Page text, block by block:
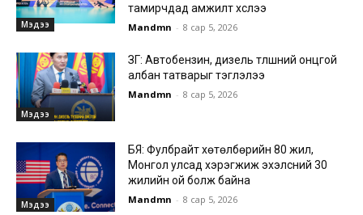
Мэдээ
тамирчдад амжилт хүслээ
Mandmn - 8 сар 5, 2026
Мэдээ
ЗГ: Автобензин, дизель түлшний онцгой
албан татварыг тэглэлээ
Mandmn - 8 сар 5, 2026
Мэдээ
БЯ: Фулбрайт хөтөлбөрийн 80 жил,
Монгол улсад хэрэгжиж эхэлсний 30
жилийн ой болж байна
Mandmn - 8 сар 5, 2026